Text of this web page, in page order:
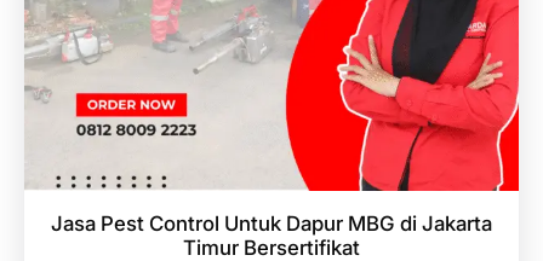
Jasa Pest Control Untuk Dapur MBG di Jakarta
Timur Bersertifikat